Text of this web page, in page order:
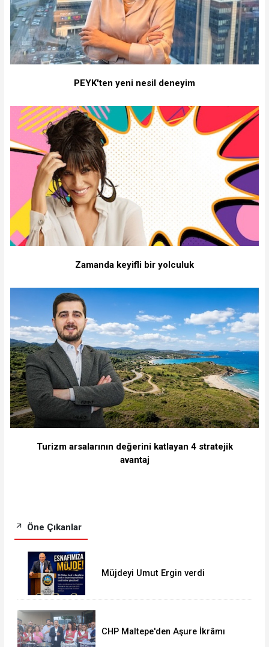
PEYK'ten yeni nesil deneyim
Zamanda keyifli bir yolculuk
Turizm arsalarının değerini katlayan 4 stratejik
avantaj
Öne Çıkanlar
Müjdeyi Umut Ergin verdi
CHP Maltepe'den Aşure İkrâmı